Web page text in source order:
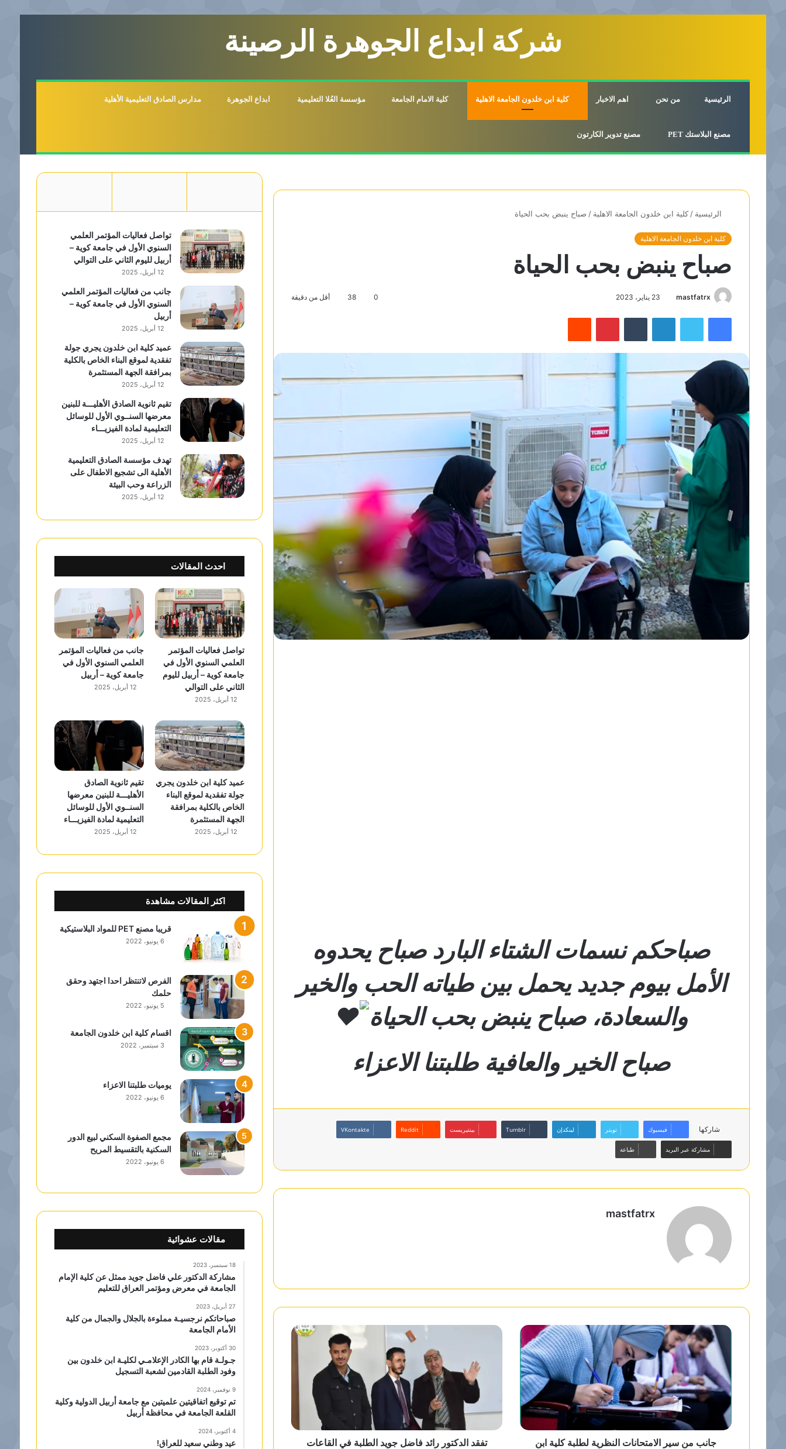
شركة ابداع الجوهرة الرصينة
الرئيسية من نحن اهم الاخبار كلية ابن خلدون الجامعة الاهلية كلية الامام الجامعة مؤسسة العُلا التعليمية ابداع الجوهرة مدارس الصادق التعليمية الأهلية
مصنع البلاستك PET مصنع تدوير الكارتون
الرئيسية / كلية ابن خلدون الجامعة الاهلية / صباح ينبض بحب الحياة
كلية ابن خلدون الجامعة الاهلية
صباح ينبض بحب الحياة
mastfatrx 23 يناير، 2023 0
38 أقل من دقيقة
فيسبوك تويتر لينكدإن ‏Tumblr بينتيريست ‏Reddit
صباحكم نسمات الشتاء البارد صباح يحدوه
الأمل بيوم جديد يحمل بين طياته الحب والخير
والسعادة، صباح ينبض بحب الحياة
صباح الخير والعافية طلبتنا الاعزاء
شاركها فيسبوك تويتر لينكدإن بينتيريست
مشاركة عبر البريد طباعة
mastfatrx
ا
ي
ب
جانب من سير الامتحانات النظرية لطلبة كلية ابن
‏تفقد الدكتور رائد فاضل جويد الطلبة في القاعات
تواصل فعاليات المؤتمر العلمي
السنوي الأول في جامعة كوية –
أربيل لليوم الثاني على التوالي
12 أبريل، 2025
جانب من فعاليات المؤتمر العلمي
السنوي الأول في جامعة كوية –
أربيل
12 أبريل، 2025
عميد كلية ابن خلدون يجري جولة
تفقدية لموقع البناء الخاص بالكلية
بمرافقة الجهة المستثمرة
12 أبريل، 2025
تقيم ثانوية الصادق الأهليـــة للبنين
معرضها السنــوي الأول للوسائل
التعليمية لمادة الفيزيـــاء
12 أبريل، 2025
تهدف مؤسسة الصادق التعليمية
الأهلية الى تشجيع الاطفال على
الزراعة وحب البيئة
12 أبريل، 2025
احدث المقالات
تواصل فعاليات المؤتمر
العلمي السنوي الأول في
جامعة كوية – أربيل لليوم
الثاني على التوالي
12 أبريل، 2025
جانب من فعاليات المؤتمر
العلمي السنوي الأول في
جامعة كوية – أربيل
12 أبريل، 2025
عميد كلية ابن خلدون يجري
جولة تفقدية لموقع البناء
الخاص بالكلية بمرافقة
الجهة المستثمرة
12 أبريل، 2025
تقيم ثانوية الصادق
الأهليـــة للبنين معرضها
السنــوي الأول للوسائل
التعليمية لمادة الفيزيـــاء
12 أبريل، 2025
اكثر المقالات مشاهدة
قريبا مصنع PET للمواد البلاستيكية
6 يونيو، 2022
الفرص لاتنتظر احدا اجتهد وحقق
حلمك
5 يونيو، 2022
اقسام كلية ابن خلدون الجامعة
3 سبتمبر، 2022
يوميات طلبتنا الاعزاء
6 يونيو، 2022
مجمع الصفوة السكني لبيع الدور
السكنية بالتقسيط المريح
6 يونيو، 2022
مقالات عشوائية
18 سبتمبر، 2023
مشاركة الدكتور علي فاضل جويد ممثل عن كلية الإمام
الجامعة في معرض ومؤتمر العراق للتعليم
27 أبريل، 2023
صباحاتكم نرجسيـة مملوءة بالجلال والجمال من كلية
الأمام الجامعة
30 أكتوبر، 2023
جـولـة قام بها الكادر الإعلامـي لكليـة ابن خلدون بين
وفود الطلبة القادمين لشعبة التسجيل
9 نوفمبر، 2024
تم توقيع اتفاقيتين علميتين مع جامعة أربيل الدولية وكلية
القلعة الجامعة في محافظة أربيل
4 أكتوبر، 2024
عيد وطني سعيد للعراق!